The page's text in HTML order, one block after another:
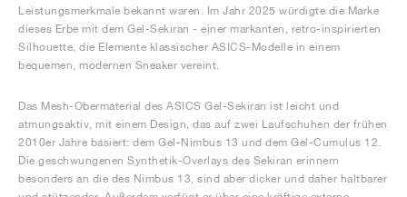
Leistungsmerkmale bekannt waren. Im Jahr 2025 würdigte die Marke
dieses Erbe mit dem Gel-Sekiran - einer markanten, retro-inspirierten
Silhouette, die Elemente klassischer ASICS-Modelle in einem
bequemen, modernen Sneaker vereint.
Das Mesh-Obermaterial des ASICS Gel-Sekiran ist leicht und
atmungsaktiv, mit einem Design, das auf zwei Laufschuhen der frühen
2010er Jahre basiert: dem Gel-Nimbus 13 und dem Gel-Cumulus 12.
Die geschwungenen Synthetik-Overlays des Sekiran erinnern
besonders an die des Nimbus 13, sind aber dicker und daher haltbarer